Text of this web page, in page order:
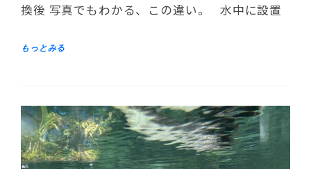
換後 写真でもわかる、この違い。 水中に設置